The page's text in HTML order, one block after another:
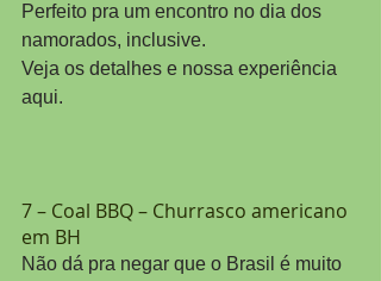
Perfeito pra um encontro no dia dos
namorados, inclusive.
Veja os detalhes e nossa experiência
aqui.
7 – Coal BBQ – Churrasco americano
em BH
Não dá pra negar que o Brasil é muito